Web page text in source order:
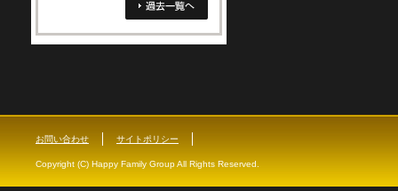
お問い合わせ サイトポリシー
Copyright (C) Happy Family Group All Rights Reserved.